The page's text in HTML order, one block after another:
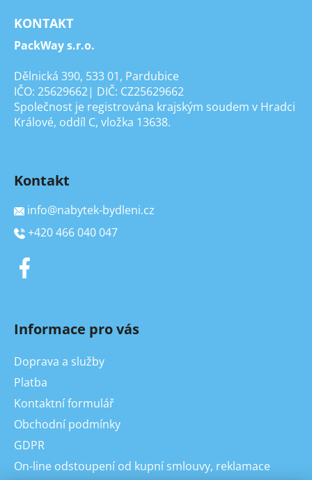
KONTAKT
PackWay s.r.o.
Dělnická 390, 533 01, Pardubice
IČO: 25629662| DIČ: CZ25629662
Společnost je registrována krajským soudem v Hradci
Králové, oddíl C, vložka 13638.
Kontakt
info@nabytek-bydleni.cz
+420 466 040 047
Informace pro vás
Doprava a služby
Platba
Kontaktní formulář
Obchodní podmínky
GDPR
On-line odstoupení od kupní smlouvy, reklamace